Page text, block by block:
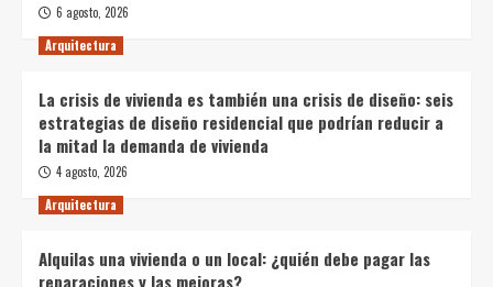
6 agosto, 2026
Arquitectura
La crisis de vivienda es también una crisis de diseño: seis
estrategias de diseño residencial que podrían reducir a
la mitad la demanda de vivienda
4 agosto, 2026
Arquitectura
Alquilas una vivienda o un local: ¿quién debe pagar las
reparaciones y las mejoras?